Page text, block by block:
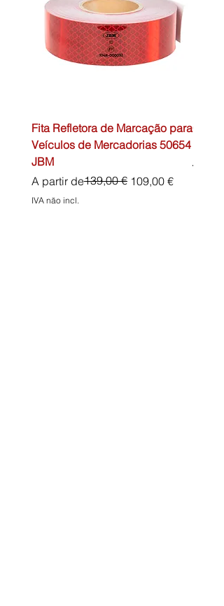
Fita Refletora de Marcação para
Veículos de Mercadorias 50654
JBM
A partir de
Preço normal139,00 € 109,00 €
Preço promocional
IVA não incl.
Preço
45,00 €